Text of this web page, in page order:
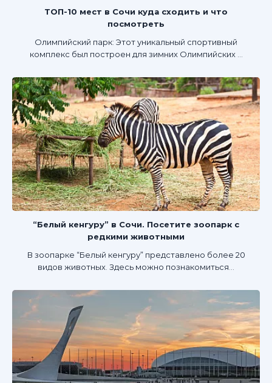
ТОП-10 мест в Сочи куда сходить и что
посмотреть
Олимпийский парк: Этот уникальный спортивный
комплекс был построен для зимних Олимпийских ...
“Белый кенгуру” в Сочи. Посетите зоопарк с
редкими животными
В зоопарке “Белый кенгуру” представлено более 20
видов животных. Здесь можно познакомиться...